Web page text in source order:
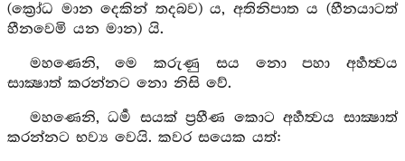
(ක්‍රෝධ මාන දෙකින් තදබව) ය, අතිනිපාත ය (හීනයාටත්
හීනවෙමි යන මාන) යි.
මහණෙනි, මෙ කරුණු සය නො පහා අර්‍හත්‍වය
සාක්‍ෂාත් කරන්නට නො නිසි වේ.
මහණෙනි, ධර්‍ම සයක් ප්‍රහීණ කොට අර්‍හත්‍වය සාක්‍ෂාත්
කරන්නට භව්‍ය වෙයි. කවර සයෙක යත්: